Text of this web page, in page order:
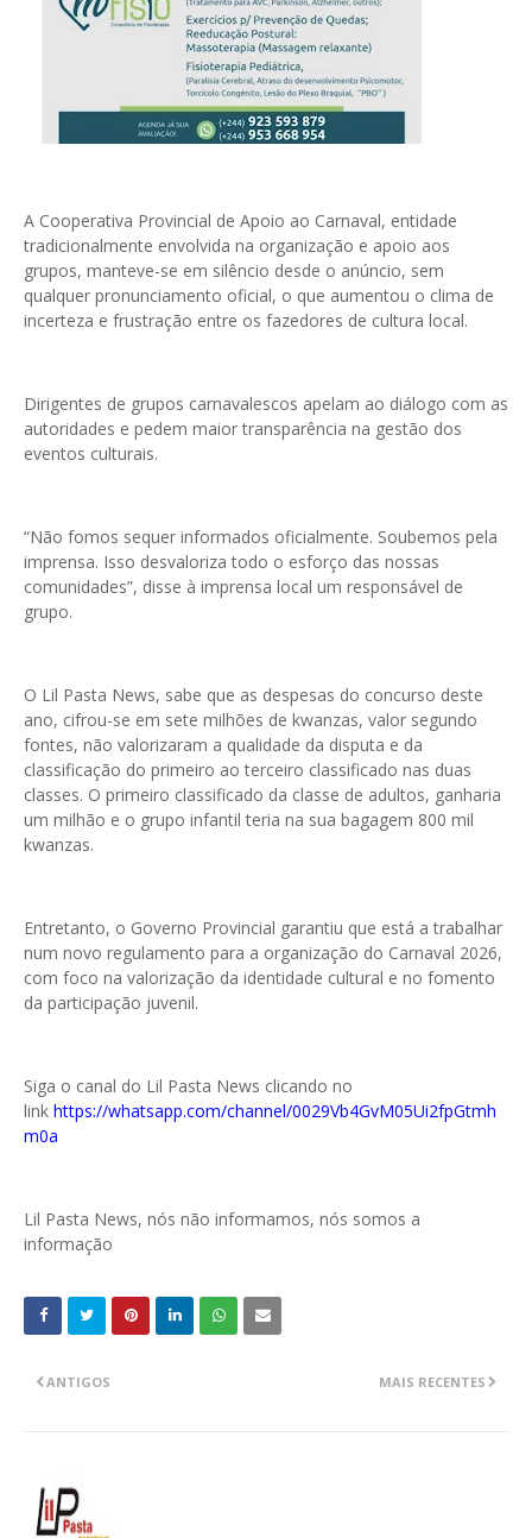
A Cooperativa Provincial de Apoio ao Carnaval, entidade
tradicionalmente envolvida na organização e apoio aos
grupos, manteve-se em silêncio desde o anúncio, sem
qualquer pronunciamento oficial, o que aumentou o clima de
incerteza e frustração entre os fazedores de cultura local.
Dirigentes de grupos carnavalescos apelam ao diálogo com as
autoridades e pedem maior transparência na gestão dos
eventos culturais.
“Não fomos sequer informados oficialmente. Soubemos pela
imprensa. Isso desvaloriza todo o esforço das nossas
comunidades”, disse à imprensa local um responsável de
grupo.
O Lil Pasta News, sabe que as despesas do concurso deste
ano, cifrou-se em sete milhões de kwanzas, valor segundo
fontes, não valorizaram a qualidade da disputa e da
classificação do primeiro ao terceiro classificado nas duas
classes. O primeiro classificado da classe de adultos, ganharia
um milhão e o grupo infantil teria na sua bagagem 800 mil
kwanzas.
Entretanto, o Governo Provincial garantiu que está a trabalhar
num novo regulamento para a organização do Carnaval 2026,
com foco na valorização da identidade cultural e no fomento
da participação juvenil.
Siga o canal do Lil Pasta News clicando no
link https://whatsapp.com/channel/0029Vb4GvM05Ui2fpGtmh
m0a
Lil Pasta News, nós não informamos, nós somos a
informação
MAIS RECENTES
ANTIGOS